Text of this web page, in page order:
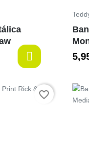
favorite_border